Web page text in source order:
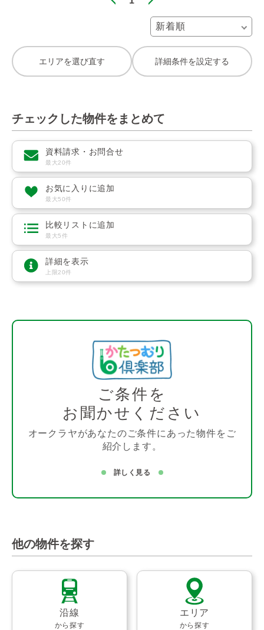
エリアを選び直す 詳細条件を設定する
チェックした物件をまとめて
資料請求・お問合せ
最大20件
お気に入りに追加
最大50件
比較リストに追加
最大5件
詳細を表示
上限20件
ご条件を
お聞かせください
オークラヤがあなたのご条件にあった物件をご
紹介します。
詳しく見る
他の物件を探す
沿線
から探す
エリア
から探す